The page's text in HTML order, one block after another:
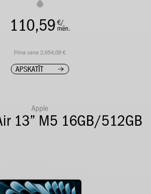
110,59 €/
mēn.
Pilna cena 2,654,09 €
APSKATĪT
Apple
13” M5 16GB/512GB